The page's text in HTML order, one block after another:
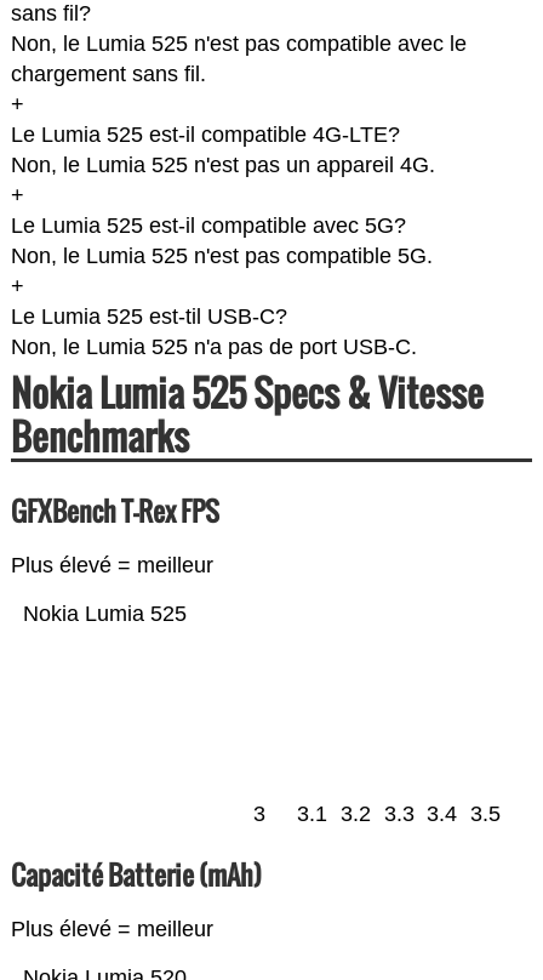
sans fil?
Non, le Lumia 525 n'est pas compatible avec le
chargement sans fil.
+
Le Lumia 525 est-il compatible 4G-LTE?
Non, le Lumia 525 n'est pas un appareil 4G.
+
Le Lumia 525 est-il compatible avec 5G?
Non, le Lumia 525 n'est pas compatible 5G.
+
Le Lumia 525 est-til USB-C?
Non, le Lumia 525 n'a pas de port USB-C.
Nokia Lumia 525 Specs & Vitesse
Benchmarks
GFXBench T-Rex FPS
Plus élevé = meilleur
Nokia Lumia 525
3 3.1 3.2 3.3 3.4 3.5
Capacité Batterie (mAh)
Plus élevé = meilleur